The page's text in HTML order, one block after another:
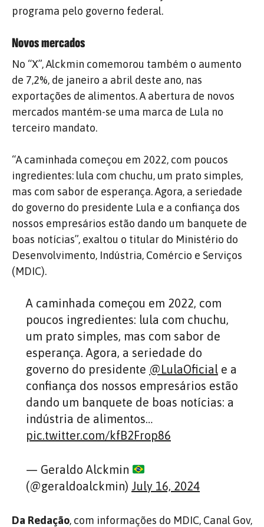
programa pelo governo federal.
Novos mercados
No “X”, Alckmin comemorou também o aumento
de 7,2%, de janeiro a abril deste ano, nas
exportações de alimentos. A abertura de novos
mercados mantém-se uma marca de Lula no
terceiro mandato.
“A caminhada começou em 2022, com poucos
ingredientes: lula com chuchu, um prato simples,
mas com sabor de esperança. Agora, a seriedade
do governo do presidente Lula e a confiança dos
nossos empresários estão dando um banquete de
boas notícias”, exaltou o titular do Ministério do
Desenvolvimento, Indústria, Comércio e Serviços
(MDIC).
A caminhada começou em 2022, com
poucos ingredientes: lula com chuchu,
um prato simples, mas com sabor de
esperança. Agora, a seriedade do
governo do presidente @LulaOficial e a
confiança dos nossos empresários estão
dando um banquete de boas notícias: a
indústria de alimentos…
pic.twitter.com/kfB2Frop86
— Geraldo Alckmin
(@geraldoalckmin) July 16, 2024
Da Redação, com informações do MDIC, Canal Gov,